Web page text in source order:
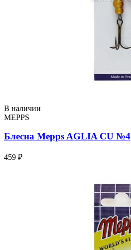
В наличии
MEPPS
Блесна Mepps AGLIA CU №4
459 ₽